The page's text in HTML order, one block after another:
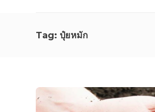
Tag: ปุ๋ยหมัก